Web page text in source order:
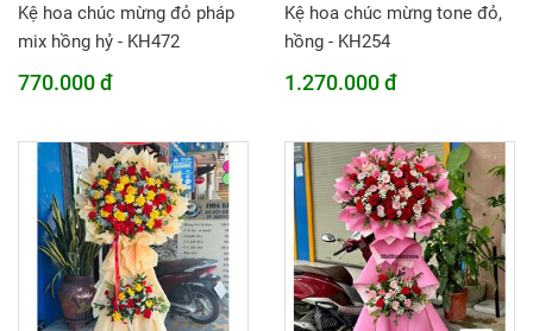
Kệ hoa chúc mừng đỏ pháp
mix hồng hỷ - KH472
770.000 đ
Kệ hoa chúc mừng tone đỏ,
hồng - KH254
1.270.000 đ